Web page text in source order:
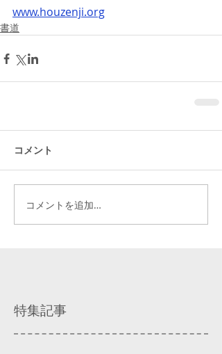
www.houzenji.org
書道
コメント
コメントを追加…
特集記事